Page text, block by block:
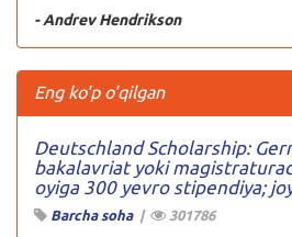
- Andrev Hendrikson
Eng ko'p o'qilgan
Deutschland Scholarship:
bakalavriat yoki
oyiga 300 yevro stipendiya;
Barcha soha| 301786